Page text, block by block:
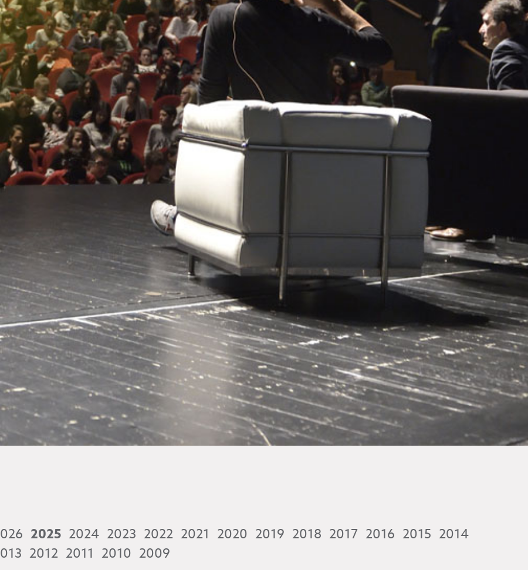
2025 2024 2023 2022 2021 2020 2019 2018 2017 2016 2015 2014
2012 2011 2010 2009